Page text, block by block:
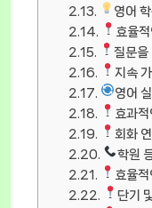
영어
효율
질문을
지속
영어
효과
회화
학원
효율
단기